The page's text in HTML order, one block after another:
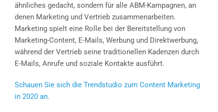
ähnliches gedacht, sondern für alle ABM-Kampagnen, an
denen Marketing und Vertrieb zusammenarbeiten.
Marketing spielt eine Rolle bei der Bereitstellung von
Marketing-Content, E-Mails, Werbung und Direktwerbung,
während der Vertrieb seine traditionellen Kadenzen durch
E-Mails, Anrufe und soziale Kontakte ausführt.
Schauen Sie sich die Trendstudio zum Content Marketing
in 2020 an.